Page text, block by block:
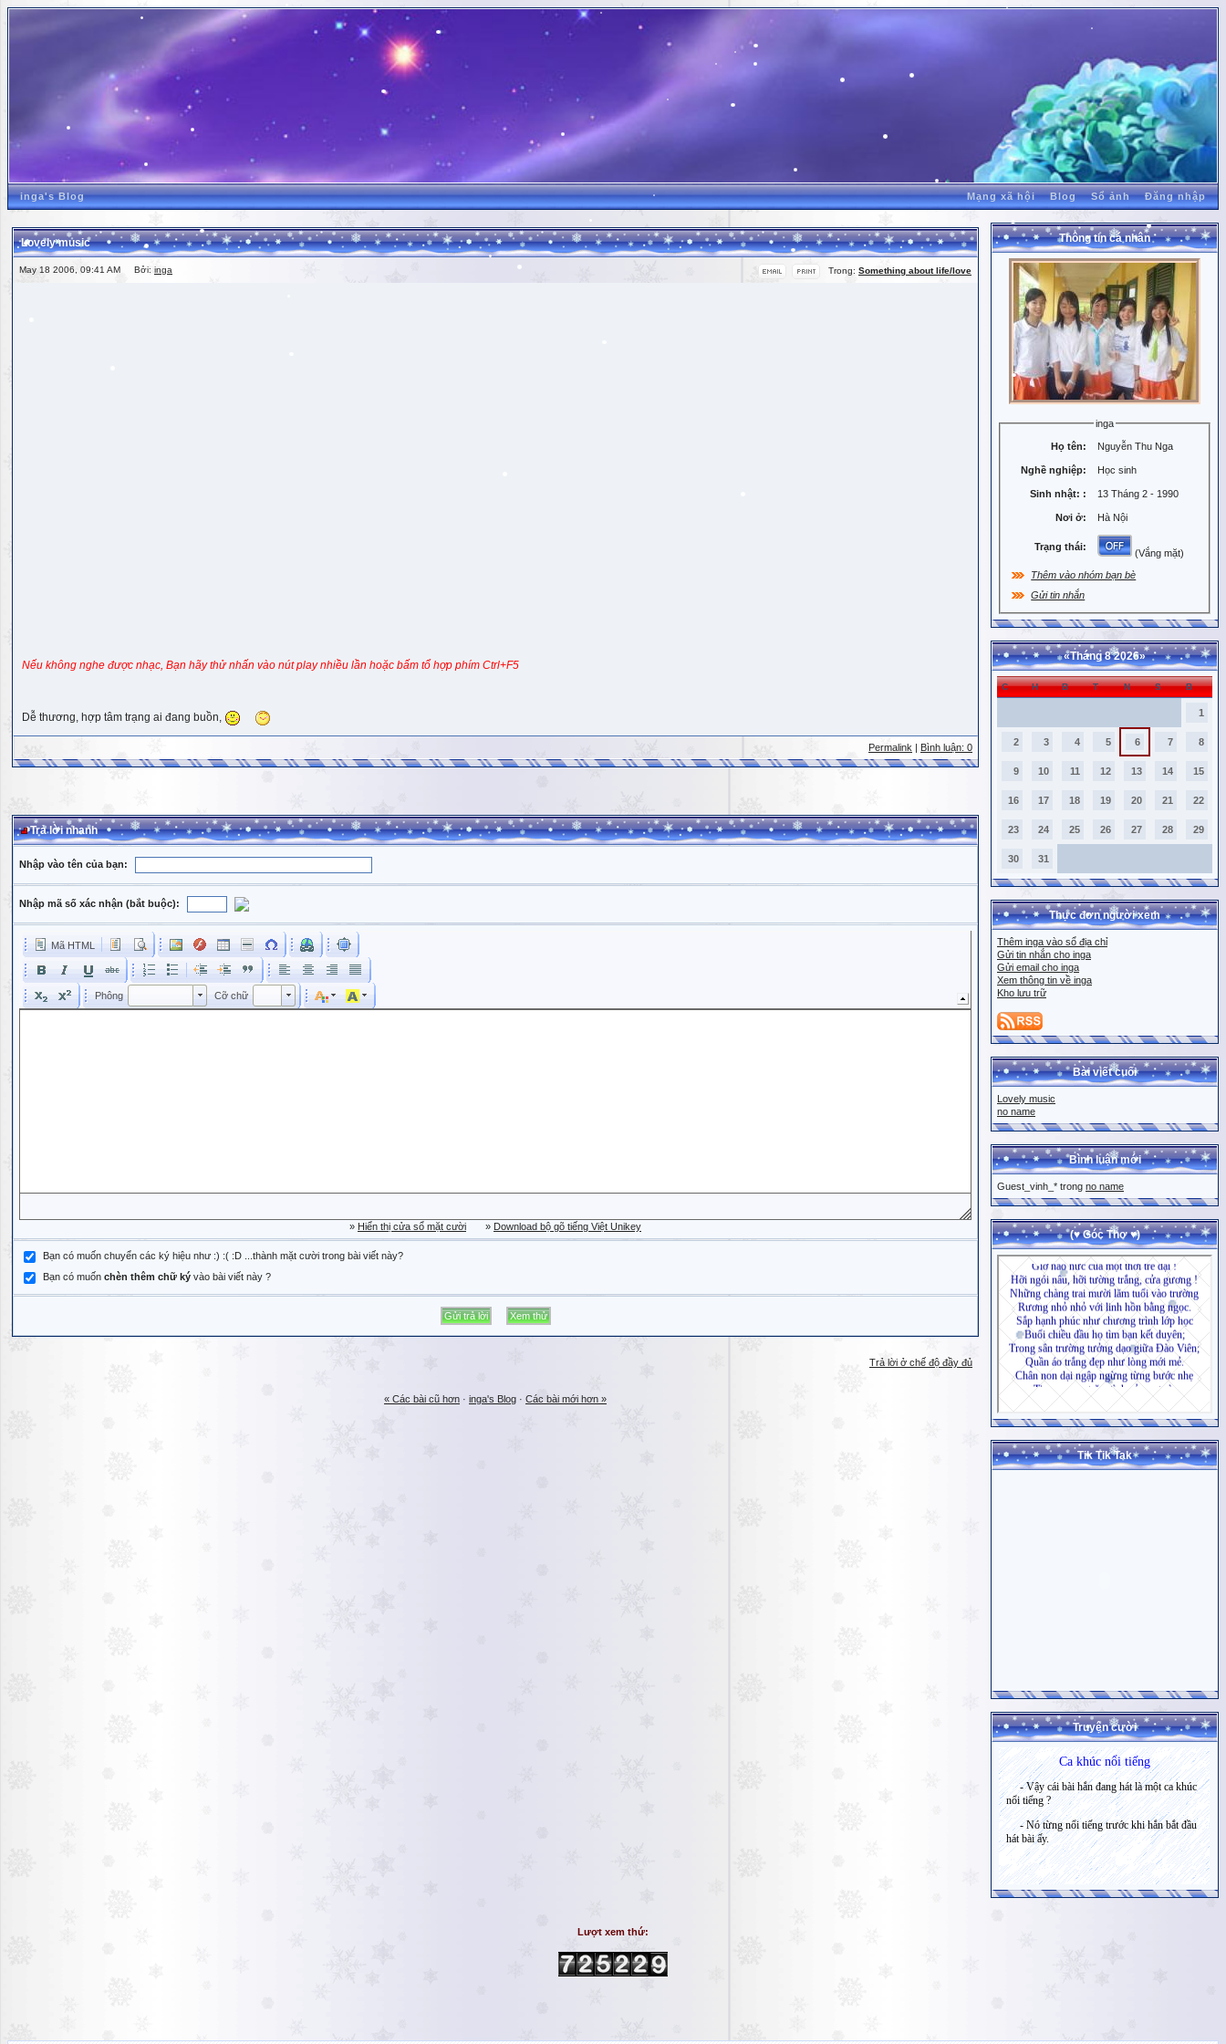
inga's Blog Mạng xã hội Blog Sổ ảnh Đăng nhập
Lovely music
Trong: Something about life/love
May 18 2006, 09:41 AM Bởi: inga
Nếu không nghe được nhạc, Bạn hãy thử nhấn vào nút play nhiều lần hoặc bấm tổ hợp phím Ctrl+F5
Dễ thương, hợp tâm trạng ai đang buồn,
Permalink Bình luận: 0
Trả lời nhanh
Nhập vào tên của bạn:
Nhập mã số xác nhận (bắt buộc):
Mã HTML
Phông Cỡ chữ Kích cỡ phông
» Hiển thị cửa sổ mặt cười » Download bộ gõ tiếng Việt Unikey
Bạn có muốn chuyển các ký hiệu như :) :( :D ...thành mặt cười trong bài viết này?
Bạn có muốn chèn thêm chữ ký vào bài viết này ?
Trả lời ở chế độ đầy đủ
« Các bài cũ hơn · inga's Blog · Các bài mới hơn »
Thông tin cá nhân
inga
Họ tên: Nguyễn Thu Nga
Nghề nghiệp: Học sinh
Sinh nhật: : 13 Tháng 2 - 1990
Nơi ở: Hà Nội
Trạng thái:
(Vắng mặt)
Thêm vào nhóm bạn bè
Gửi tin nhắn
«Tháng 8 2026»
C H B T N S B
1
2 3 4 5 6 7 8
9 10 11 12 13 14 15
16 17 18 19 20 21 22
23 24 25 26 27 28 29
30 31
Thực đơn người xem
Thêm inga vào sổ địa chỉ
Gửi tin nhắn cho inga
Gửi email cho inga
Xem thông tin về inga
Kho lưu trữ
Bài viết cuối
Lovely music
no name
Bình luận mới
Guest_vinh_* trong no name
(♥ Góc Thơ ♥)
Tik Tik Tak
Truyện cười
Lượt xem thứ: